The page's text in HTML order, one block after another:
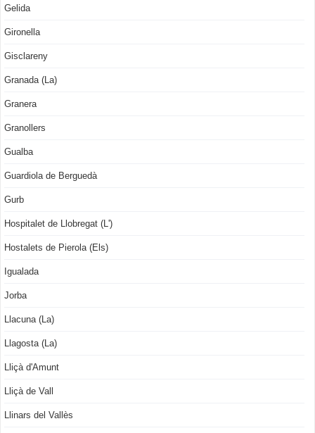
Gelida
Gironella
Gisclareny
Granada (La)
Granera
Granollers
Gualba
Guardiola de Berguedà
Gurb
Hospitalet de Llobregat (L')
Hostalets de Pierola (Els)
Igualada
Jorba
Llacuna (La)
Llagosta (La)
Lliçà d'Amunt
Lliçà de Vall
Llinars del Vallès